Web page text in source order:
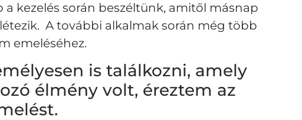
kezelés során beszéltünk, amitől másnap
A további alkalmak során még több
emeléséhez.
is találkozni, amely
élmény volt, éreztem az